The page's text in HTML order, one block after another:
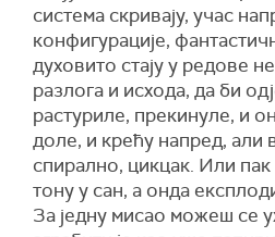
система скривају, учас
конфигурације,
духовито стају у редове
разлога и исхода, да би
растуриле, прекинуле, и
доле, и крећу напред, али
спирално, цикцак. Или пак
тону у сан, а онда
За једну мисао можеш се